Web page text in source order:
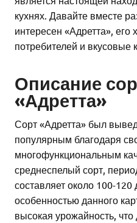
кухнях. Давайте вместе
интересен «Адретта», его
потребителей и вкусовые
Описание
«Адретта»
Сорт «Адретта» был
популярным благодаря
многофункциональным
среднеспелый сорт,
составляет около 100-
особенностью данного
высокая урожайность,